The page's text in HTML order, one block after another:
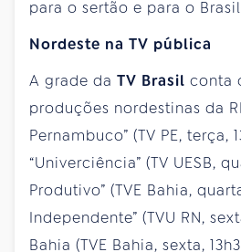
para o sertão e para o
Nordeste na TV pública
A grade da TV Brasil conta
produções nordestinas da
Pernambuco” (TV PE, terça,
“Univerciência” (TV UESB,
Produtivo” (TVE Bahia,
Independente” (TVU RN,
Bahia (TVE Bahia, sexta,